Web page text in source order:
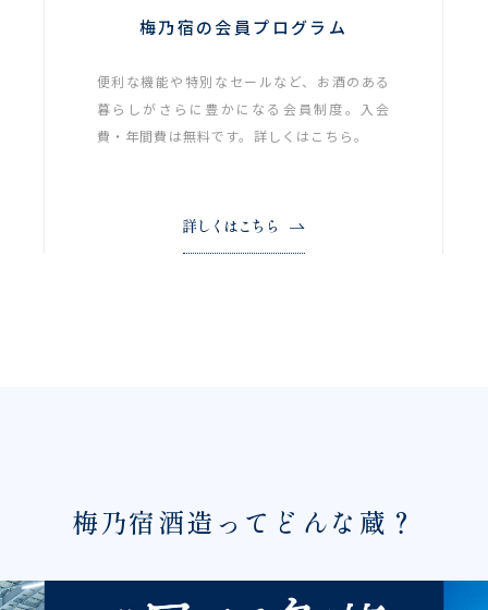
梅乃宿の会員プログラム
便利な機能や特別なセールなど、お酒のある
暮らしがさらに豊かになる会員制度。入会
費・年間費は無料です。詳しくはこちら。
詳しくはこちら
梅乃宿酒造ってどんな蔵？